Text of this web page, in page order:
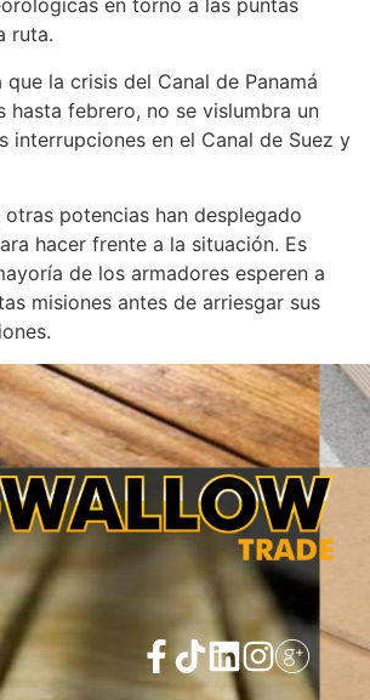
en torno a las puntas
ruta.
que la crisis del Canal de Panamá
hasta febrero, no se vislumbra un
interrupciones en el Canal de Suez y
potencias han desplegado
hacer frente a la situación. Es
de los armadores esperen a
misiones antes de arriesgar sus